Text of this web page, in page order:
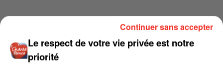
Le respect de votre vie privée est notre
priorité
Continuer sans accepter